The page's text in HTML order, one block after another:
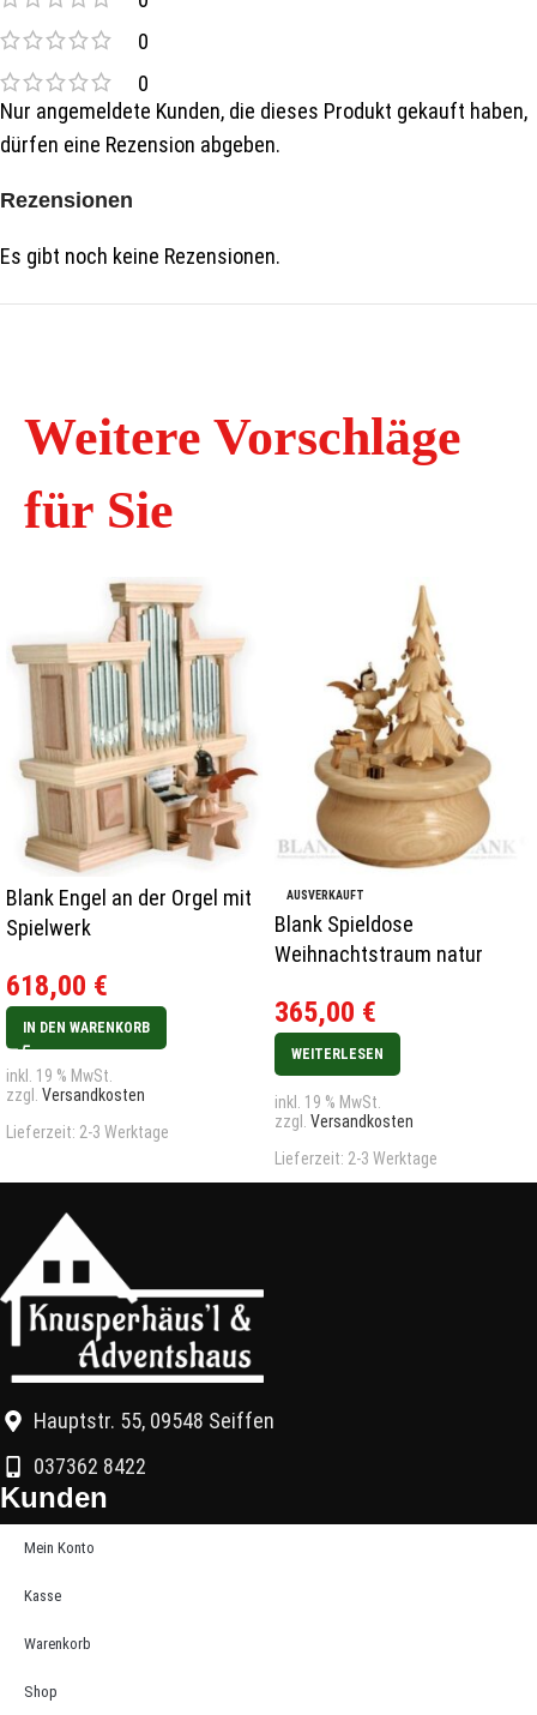
0
0
Rezensionen
Es gibt noch keine Rezensionen.
Nur angemeldete Kunden, die dieses Produkt gekauft haben,
dürfen eine Rezension abgeben.
Weitere Vorschläge
für Sie
Blank Engel an der Orgel mit
Spielwerk
618,00 €
IN DEN WARENKORB
inkl. 19 % MwSt.
zzgl. Versandkosten
Lieferzeit: 2-3 Werktage
AUSVERKAUFT
Blank Spieldose
Weihnachtstraum natur
365,00 €
WEITERLESEN
inkl. 19 % MwSt.
zzgl. Versandkosten
Lieferzeit: 2-3 Werktage
Hauptstr. 55, 09548 Seiffen
037362 8422
Kunden
Mein Konto
Kasse
Warenkorb
Shop